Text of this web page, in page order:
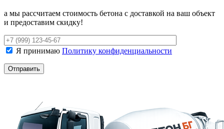
а мы рассчитаем стоимость бетона с доставкой на ваш объект
и предоставим скидку!
Я принимаю Политику конфиденциальности